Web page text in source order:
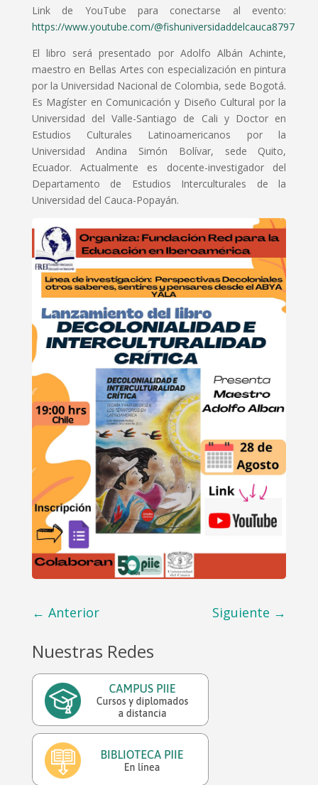
Link de YouTube para conectarse al evento:
https://www.youtube.com/@fishuniversidaddelcauca8797
El libro será presentado por Adolfo Albán Achinte,
maestro en Bellas Artes con especialización en pintura
por la Universidad Nacional de Colombia, sede Bogotá.
Es Magíster en Comunicación y Diseño Cultural por la
Universidad del Valle-Santiago de Cali y Doctor en
Estudios Culturales Latinoamericanos por la
Universidad Andina Simón Bolívar, sede Quito,
Ecuador. Actualmente es docente-investigador del
Departamento de Estudios Interculturales de la
Universidad del Cauca-Popayán.
← Anterior Siguiente →
Nuestras Redes